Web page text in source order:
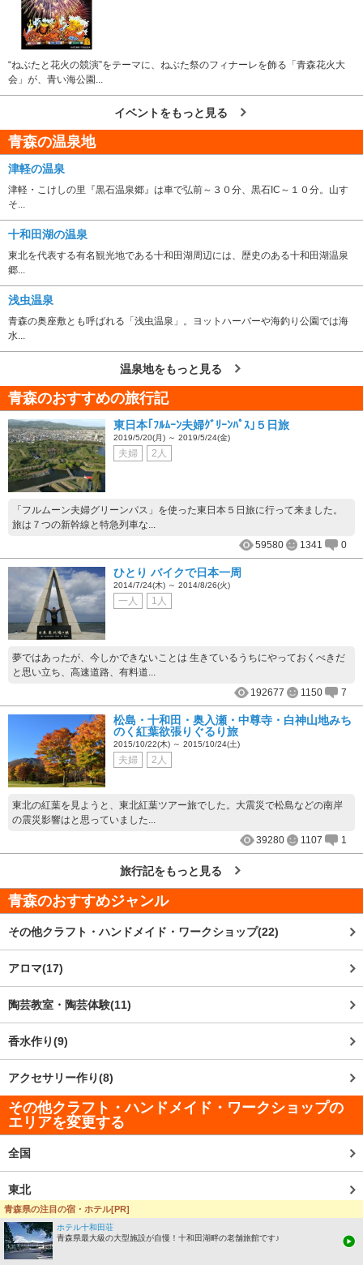
“ねぶたと花火の競演”をテーマに、ねぶた祭のフィナーレを飾る「青森花火大
会」が、青い海公園...
イベントをもっと見る
青森の温泉地
津軽の温泉
津軽・こけしの里『黒石温泉郷』は車で弘前～３０分、黒石IC～１０分。山す
そ...
十和田湖の温泉
東北を代表する有名観光地である十和田湖周辺には、歴史のある十和田湖温泉
郷...
浅虫温泉
青森の奥座敷とも呼ばれる「浅虫温泉」。ヨットハーバーや海釣り公園では海
水...
温泉地をもっと見る
青森のおすすめの旅行記
東日本｢ﾌﾙﾑｰﾝ夫婦ｸﾞﾘｰﾝﾊﾟｽ｣５日旅
2019/5/20(月) ～ 2019/5/24(金)
夫婦 2人
「フルムーン夫婦グリーンパス」を使った東日本５日旅に行って来ました。
旅は７つの新幹線と特急列車な...
59580
1341 0
ひとり バイクで日本一周
2014/7/24(木) ～ 2014/8/26(火)
一人 1人
夢ではあったが、今しかできないことは 生きているうちにやっておくべきだ
と思い立ち、高速道路、有料道...
192677
1150 7
松島・十和田・奥入瀬・中尊寺・白神山地みち
のく紅葉欲張りぐるり旅
2015/10/22(木) ～ 2015/10/24(土)
夫婦 2人
東北の紅葉を見ようと、東北紅葉ツアー旅でした。大震災で松島などの南岸
の震災影響はと思っていました...
39280
1107 1
旅行記をもっと見る
青森のおすすめジャンル
その他クラフト・ハンドメイド・ワークショップ(22)
アロマ(17)
陶芸教室・陶芸体験(11)
香水作り(9)
アクセサリー作り(8)
その他クラフト・ハンドメイド・ワークショップの
エリアを変更する
全国
東北
青森
観光エリアから探す
青森県の注目の宿・ホテル[PR]
ホテル十和田荘
青森県最大級の大型施設が自慢！十和田湖畔の老舗旅館です♪